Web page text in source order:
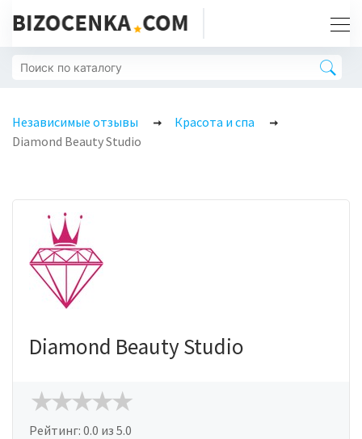
Независимые отзывы
Красота и спа
Diamond Beauty Studio
Diamond Beauty Studio
Рейтинг: 0.0 из 5.0